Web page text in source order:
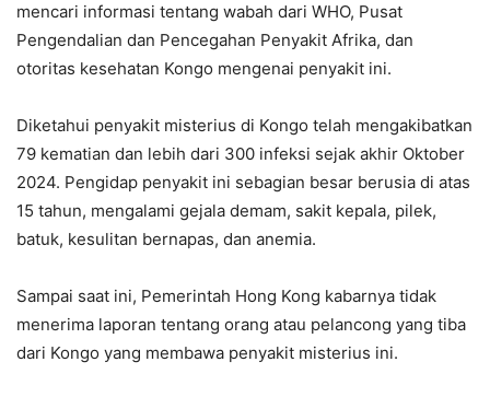
mencari informasi tentang wabah dari WHO, Pusat
Pengendalian dan Pencegahan Penyakit Afrika, dan
otoritas kesehatan Kongo mengenai penyakit ini.
Diketahui penyakit misterius di Kongo telah mengakibatkan
79 kematian dan lebih dari 300 infeksi sejak akhir Oktober
2024. Pengidap penyakit ini sebagian besar berusia di atas
15 tahun, mengalami gejala demam, sakit kepala, pilek,
batuk, kesulitan bernapas, dan anemia.
Sampai saat ini, Pemerintah Hong Kong kabarnya tidak
menerima laporan tentang orang atau pelancong yang tiba
dari Kongo yang membawa penyakit misterius ini.